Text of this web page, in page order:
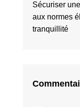
Sécuriser
aux normes
tranquillité